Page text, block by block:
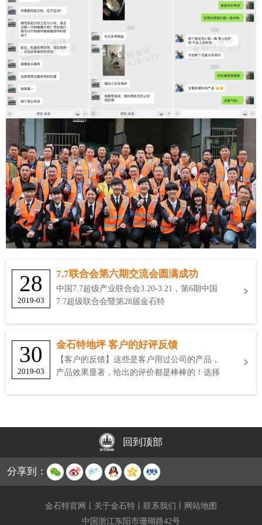
28
2019-03
7.7联合会第六期交流会圆满成功
中国7.7超级产业联合会3.20-3.21，第6期中国
7.7超级联合会暨第28届金石特
30
2019-03
金石特地坪 客户的好评反馈
【客户的反馈】这些是客户用过公司的产品，
产品效果显著，给出的评价都是棒棒的！选择
回到顶部
分享到：
金石特官网 关于金石特 联系我们
网站地图
中国浙江东阳市珊瑚路42号